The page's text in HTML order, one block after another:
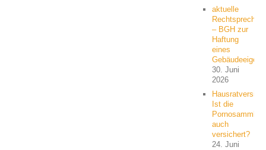
aktuelle
– BGH zur
Haftung
eines
30. Juni
2026
Ist die
auch
versichert?
24. Juni